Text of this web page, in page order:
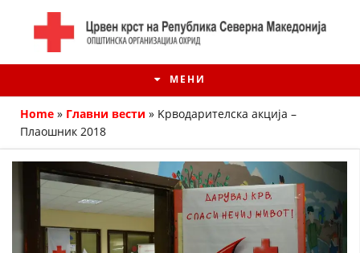
МЕНИ
Home » Главни вести » Kрводарителска акција –
Плаошник 2018